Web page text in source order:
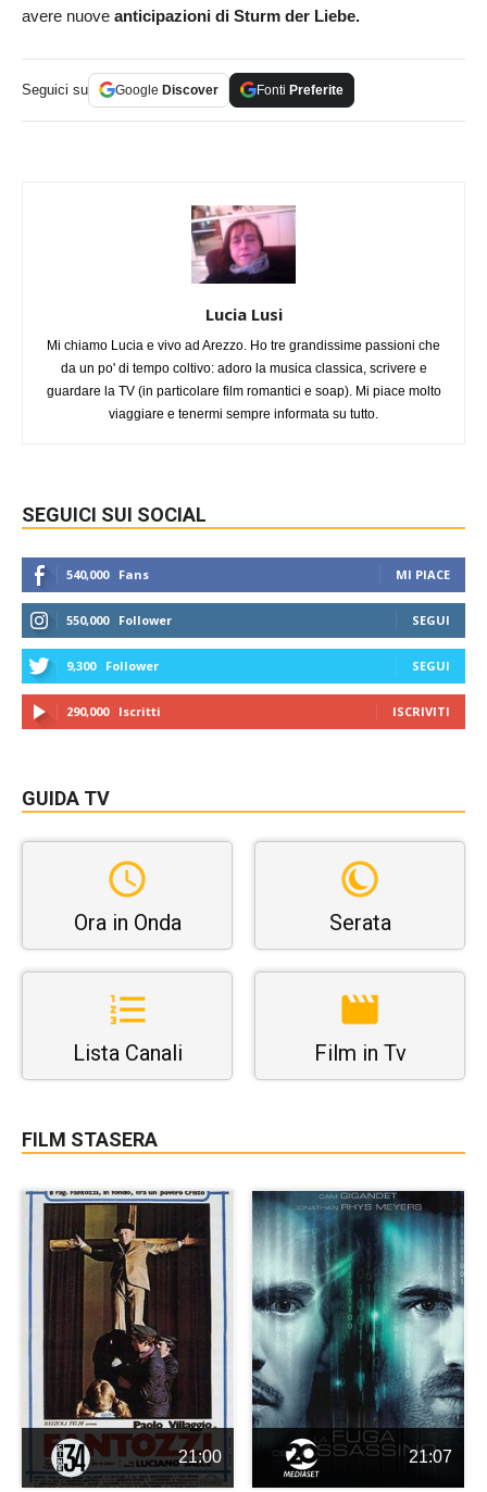
avere nuove anticipazioni di Sturm der Liebe.
Seguici su Google Discover Fonti Preferite
Lucia Lusi
Mi chiamo Lucia e vivo ad Arezzo. Ho tre grandissime passioni che
da un po' di tempo coltivo: adoro la musica classica, scrivere e
guardare la TV (in particolare film romantici e soap). Mi piace molto
viaggiare e tenermi sempre informata su tutto.
SEGUICI SUI SOCIAL
540,000 Fans MI PIACE
550,000 Follower SEGUI
9,300 Follower SEGUI
290,000 Iscritti ISCRIVITI
GUIDA TV
Ora in Onda Serata
Lista Canali Film in Tv
FILM STASERA
21:00 21:07